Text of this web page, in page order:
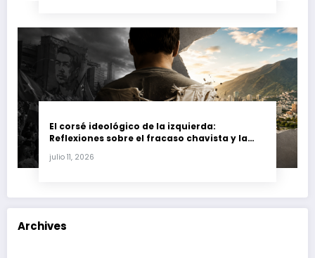
El corsé ideológico de la izquierda:
Reflexiones sobre el fracaso chavista y la
julio 11, 2026
Archives